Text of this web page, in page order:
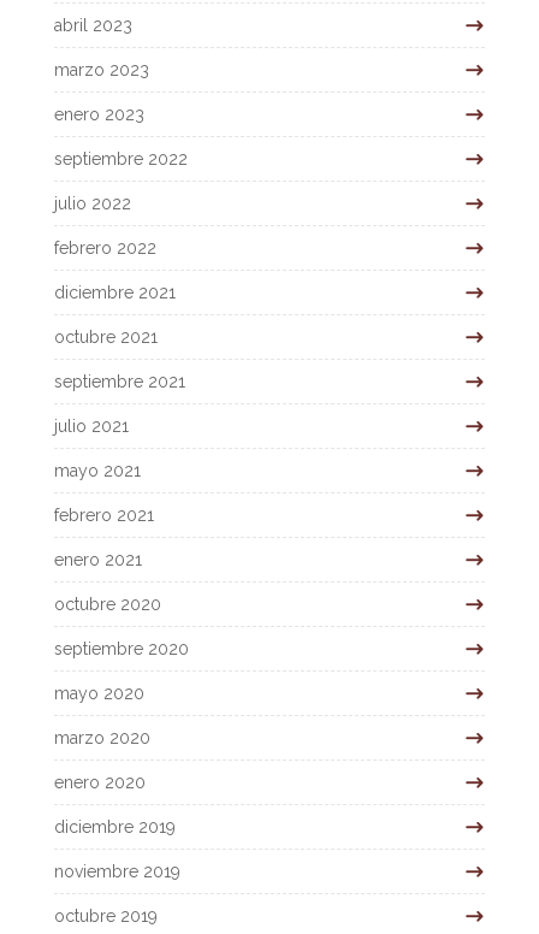
abril 2023
marzo 2023
enero 2023
septiembre 2022
julio 2022
febrero 2022
diciembre 2021
octubre 2021
septiembre 2021
julio 2021
mayo 2021
febrero 2021
enero 2021
octubre 2020
septiembre 2020
mayo 2020
marzo 2020
enero 2020
diciembre 2019
noviembre 2019
octubre 2019